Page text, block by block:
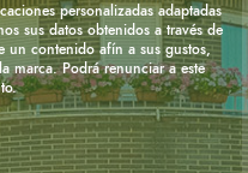
personalizadas adaptadas
sus datos obtenidos a través de
un contenido afín a sus gustos,
marca. Podrá renunciar a este